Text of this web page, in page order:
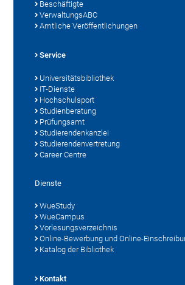
Beschäftigte
VerwaltungsABC
Amtliche Veröffentlichungen
Service
Universitätsbibliothek
IT-Dienste
Hochschulsport
Studienberatung
Prüfungsamt
Studierendenkanzlei
Studierendenvertretung
Career Centre
Dienste
WueStudy
WueCampus
Vorlesungsverzeichnis
Online-Bewerbung und Online-
Katalog der Bibliothek
Kontakt